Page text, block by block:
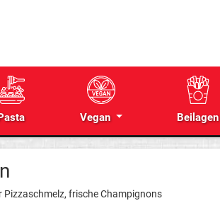
Vegan Beilagen
Pizzaschmelz, frische Champignons